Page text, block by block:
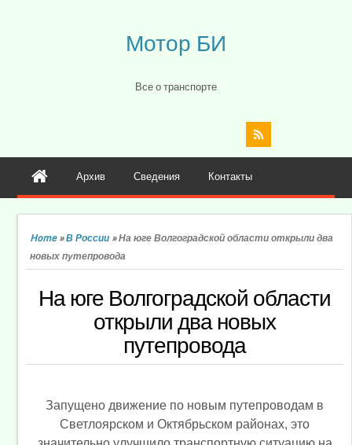
Мотор БИ
Все о транспорте
Архив Сведения Контакты
Home»В России »На юге Волгоградской области открыли два
новых путепровода
На юге Волгоградской области
открыли два новых
путепровода
Запущено движение по новым путепроводам в
Светлоярском и Октябрьском районах, это